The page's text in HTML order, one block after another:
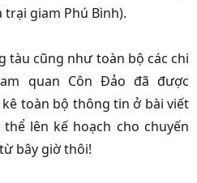
giam Phú Bình).
tàu cũng như toàn bộ các chi
quan Côn Đảo đã được
kê toàn bộ thông tin ở bài viết
lên kế hoạch cho chuyến
bây giờ thôi!